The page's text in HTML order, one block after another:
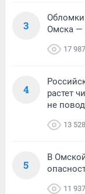
3
Обломки
Омска —
17 987
4
растет
не
13 528
5
В
11 937